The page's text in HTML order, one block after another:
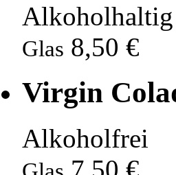
Alkoholhaltig
Glas 8,50 €
Virgin
Alkoholfrei